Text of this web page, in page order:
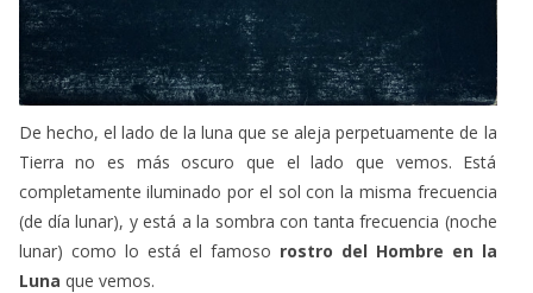
De hecho, el lado de la luna que se aleja perpetuamente de la
Tierra no es más oscuro que el lado que vemos. Está
completamente iluminado por el sol con la misma frecuencia
(de día lunar), y está a la sombra con tanta frecuencia (noche
lunar) como lo está el famoso rostro del Hombre en la
Luna que vemos.